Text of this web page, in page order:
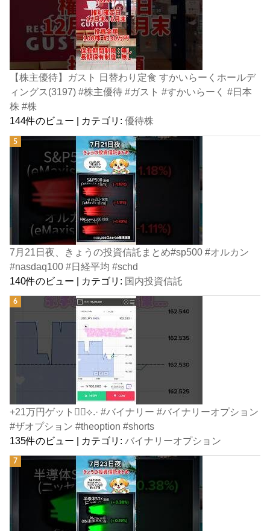
【株主優待】ガスト 日替わり定食 すかいらーくホールデ
ィングス(3197) #株主優待 #ガスト #すかいらーく #日本
株 #株
144件のビュー
カテゴリ:優待株
7月21日夜、きょうの投資信託まとめ#sp500 #オルカン
#nasdaq100 #日経平均 #schd
140件のビュー | カテゴリ: 国内投資信託
+21万円ゲット👍🏻⟡.· #バイナリー #バイナリーオプション
#ザオプション #theoption #shorts
135件のビュー | カテゴリ:バイナリーオプション